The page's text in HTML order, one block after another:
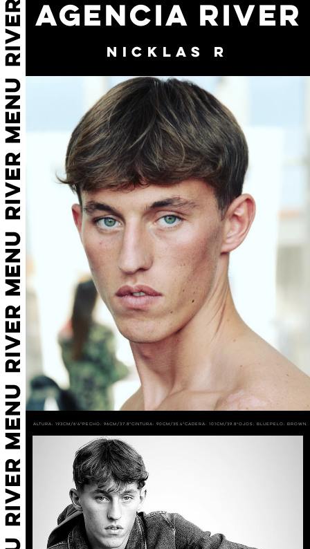
AGENCIA RIVER
NICKLAS R
Altura: 193cm/6'4" Pecho: 96cm/37.8"Cintura: 90cm/35.4"Cadera: 101cm/39.8"Ojos: BLUE Pelo: BROWN